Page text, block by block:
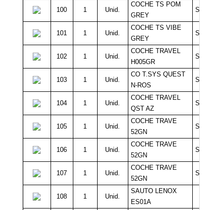
100 1 Unid.
COCHE TS POM
GREY
Sin
101 1 Unid.
COCHE TS VIBE
GREY
Sin
102 1 Unid.
COCHE TRAVEL
H005GR
Sin
103 1 Unid.
CO T.SYS QUEST
N-ROS
Sin
104 1 Unid.
COCHE TRAVEL
QST AZ
Sin
105 1 Unid.
COCHE TRAVE
52GN
Sin
106 1 Unid.
COCHE TRAVE
52GN
Sin
107 1 Unid.
COCHE TRAVE
52GN
Sin
108 1 Unid.
SAUTO LENOX
ES01A